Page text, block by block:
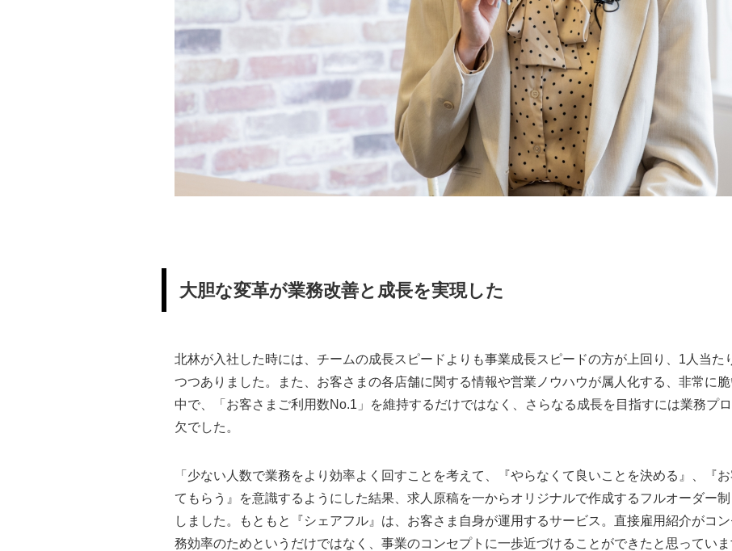
大胆な変革が業務改善と成長を実現した
北林が入社した時には、チームの成長スピードよりも事業成長スピードの方が上回り、1人当た
つつありました。また、お客さまの各店舗に関する情報や営業ノウハウが属人化する、非常に
中で、「お客さまご利用数No.1」を維持するだけではなく、さらなる成長を目指すには業務プ
欠でした。
「少ない人数で業務をより効率よく回すことを考えて、『やらなくて良いことを決める』、『
てもらう』を意識するようにした結果、求人原稿を一からオリジナルで作成するフルオーダー
しました。もともと『シェアフル』は、お客さま自身が運用するサービス。直接雇用紹介がコ
務効率のためというだけではなく、事業のコンセプトに一歩近づけることができたと思っていま